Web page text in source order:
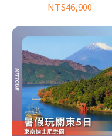
NT$46,900